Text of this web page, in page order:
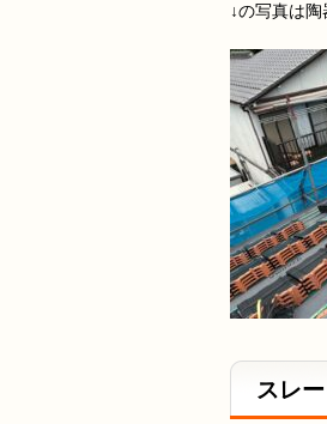
↓の写真は
スレ